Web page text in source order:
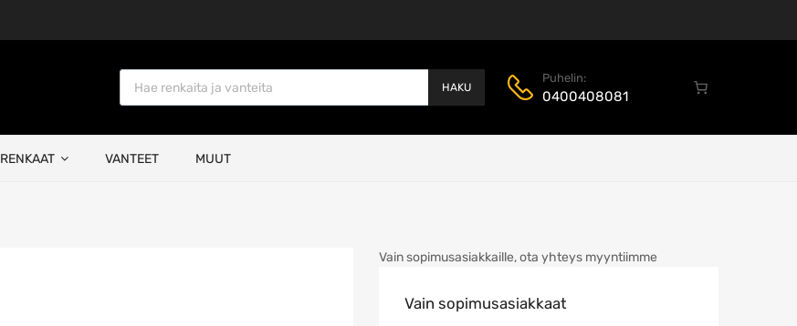
Products search
HAKU
Puhelin:
0400408081
RENKAAT VANTEET MUUT
Vain sopimusasiakkaille, ota yhteys myyntiimme
Vain sopimusasiakkaat